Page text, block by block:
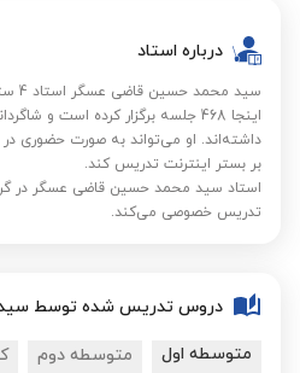
درباره استاد
اینجا 468 جلسه برگزار کرده است و
داشته‌اند. او می‌تواند به صورت حضوری
بر بستر اینترنت تدریس کند.
استاد سید محمد حسین قاضی عسگر در
تدریس خصوصی می‌کند.
دروس تدریس شده توسط
متوسطه اول متوسطه دوم